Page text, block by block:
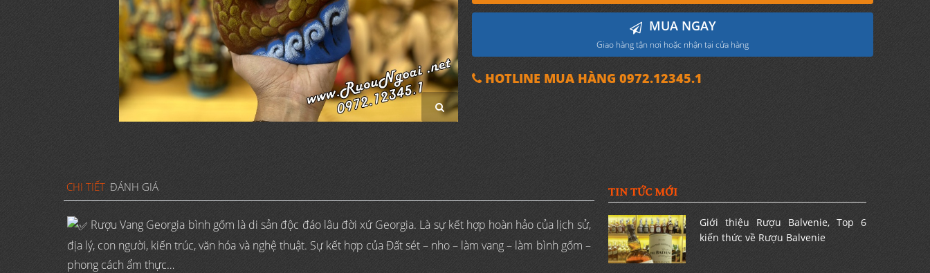
MUA NGAY
Giao hàng tận nơi hoặc nhận tại cửa hàng
HOTLINE MUA HÀNG 0972.12345.1
CHI TIẾT ĐÁNH GIÁ
Rượu Vang Georgia bình gốm là di sản độc đáo lâu đời xứ Georgia. Là sự kết hợp hoàn hảo của lịch sử,
địa lý, con người, kiến trúc, văn hóa và nghệ thuật. Sự kết hợp của Đất sét – nho – làm vang – làm bình gốm –
phong cách ẩm thực…
TIN TỨC MỚI
Giới thiệu Rượu Balvenie, Top 6
kiến thức về Rượu Balvenie